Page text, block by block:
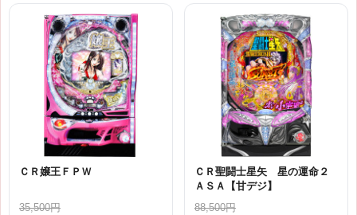
ＣＲ嬢王ＦＰＷ
35,500円
ＣＲ聖闘士星矢 星の運命２
ＡＳＡ【甘デジ】
88,500円